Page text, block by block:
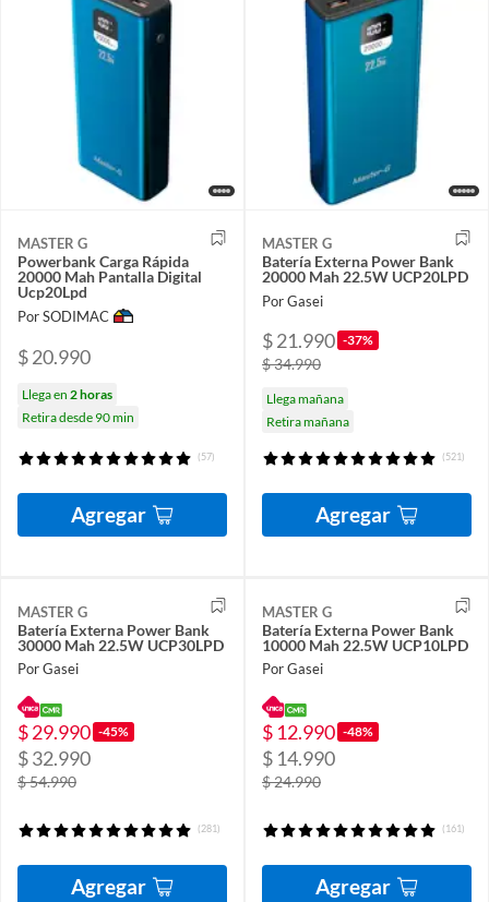
MASTER G
Powerbank Carga Rápida
20000 Mah Pantalla Digital
Ucp20Lpd
Por SODIMAC
$ 20.990
Llega en 2 horas
Retira desde 90 min
(57)
Agregar
MASTER G
Batería Externa Power Bank
20000 Mah 22.5W UCP20LPD
Por Gasei
$ 21.990 -37%
$ 34.990
Llega mañana
Retira mañana
(521)
Agregar
MASTER G
Batería Externa Power Bank
30000 Mah 22.5W UCP30LPD
Por Gasei
$ 29.990 -45%
$ 32.990
$ 54.990
(281)
Agregar
MASTER G
Batería Externa Power Bank
10000 Mah 22.5W UCP10LPD
Por Gasei
$ 12.990 -48%
$ 14.990
$ 24.990
(161)
Agregar